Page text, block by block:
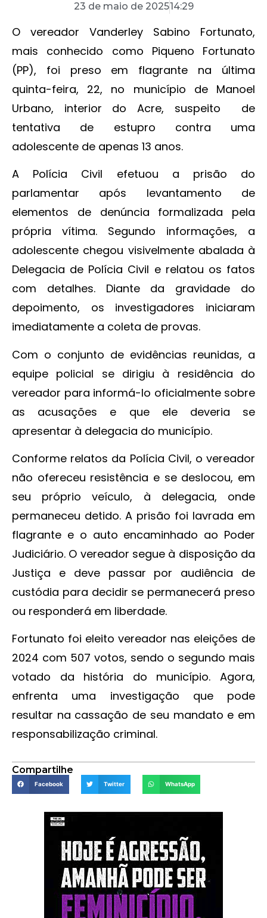
23 de maio de 202514:29
O vereador Vanderley Sabino Fortunato,
mais conhecido como Piqueno Fortunato
(PP), foi preso em flagrante na última
quinta-feira, 22, no município de Manoel
Urbano, interior do Acre, suspeito de
tentativa de estupro contra uma
adolescente de apenas 13 anos.
A Polícia Civil efetuou a prisão do
parlamentar após levantamento de
elementos de denúncia formalizada pela
própria vítima. Segundo informações, a
adolescente chegou visivelmente abalada à
Delegacia de Polícia Civil e relatou os fatos
com detalhes. Diante da gravidade do
depoimento, os investigadores iniciaram
imediatamente a coleta de provas.
Com o conjunto de evidências reunidas, a
equipe policial se dirigiu à residência do
vereador para informá-lo oficialmente sobre
as acusações e que ele deveria se
apresentar à delegacia do município.
Conforme relatos da Polícia Civil, o vereador
não ofereceu resistência e se deslocou, em
seu próprio veículo, à delegacia, onde
permaneceu detido. A prisão foi lavrada em
flagrante e o auto encaminhado ao Poder
Judiciário. O vereador segue à disposição da
Justiça e deve passar por audiência de
custódia para decidir se permanecerá preso
ou responderá em liberdade.
Fortunato foi eleito vereador nas eleições de
2024 com 507 votos, sendo o segundo mais
votado da história do município. Agora,
enfrenta uma investigação que pode
resultar na cassação de seu mandato e em
responsabilização criminal.
Compartilhe
Facebook Twitter WhatsApp